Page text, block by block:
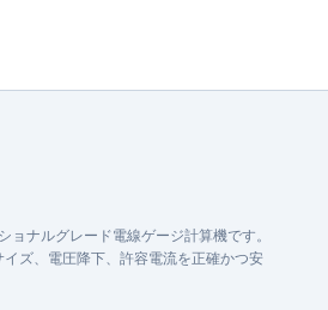
ョナルグレード電線ゲージ計算機です。
イズ、電圧降下、許容電流を正確かつ安